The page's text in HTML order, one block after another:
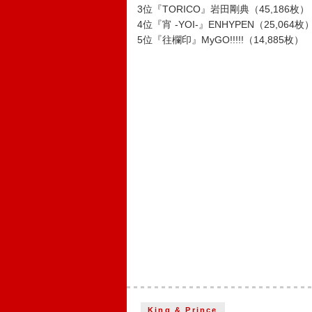
3位『TORICO』岩田剛典（45,186枚）
4位『宵 -YOI-』ENHYPEN（25,064枚
5位『往欄印』MyGO!!!!!（14,885枚）
King & Prince